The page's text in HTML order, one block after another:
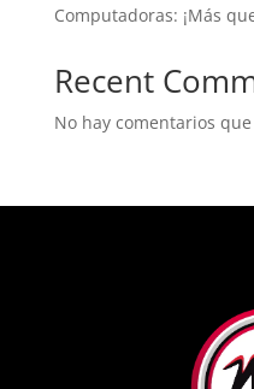
Computadoras: ¡Más
Recent
No hay comentarios